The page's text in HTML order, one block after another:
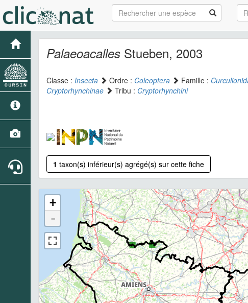
Palaeoacalles Stueben, 2003
Classe : Insecta Ordre : Coleoptera Famille :
Cryptorhynchinae
Tribu : Cryptorhynchini
1 taxon(s) inférieur(s) agrégé(s) sur cette fiche
+
-